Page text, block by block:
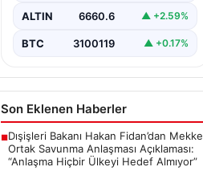
Günümüzde birçok…
ALTIN 6660.6 ▲ +2.59%
BTC 3100119 ▲ +0.17%
Son Eklenen Haberler
■Dışişleri Bakanı Hakan Fidan’dan Mekke
Ortak Savunma Anlaşması Açıklaması:
“Anlaşma Hiçbir Ülkeyi Hedef Almıyor”